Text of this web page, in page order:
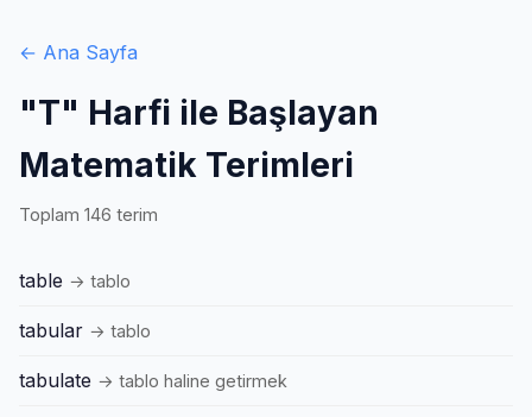
← Ana Sayfa
"T" Harfi ile Başlayan
Matematik Terimleri
Toplam 146 terim
table → tablo
tabular → tablo
tabulate → tablo haline getirmek